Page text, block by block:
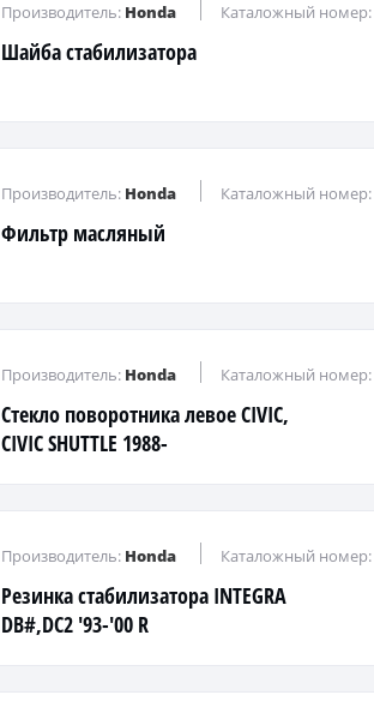
Шайба стабилизатора
Производитель: Honda Каталожный номер:
Фильтр масляный
Производитель: Honda Каталожный номер:
Стекло поворотника левое CIVIC,
CIVIC SHUTTLE 1988-
Производитель: Honda Каталожный номер:
Резинка стабилизатора INTEGRA
DB#,DC2 '93-'00 R
Производитель: Honda Каталожный номер: